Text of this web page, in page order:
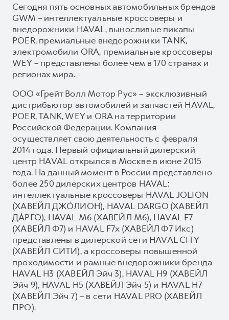
Сегодня пять основных автомобильных брендов
GWM – интеллектуальные кроссоверы и
внедорожники HAVAL, выносливые пикапы
POER, премиальные внедорожники TANK,
электромобили ORA, премиальные кроссоверы
WEY – представлены более чем в 170 странах и
регионах мира.
ООО «Грейт Волл Мотор Рус» – эксклюзивный
дистрибьютор автомобилей и запчастей HAVAL,
POER, TANK, WEY и ORA на территории
Российской Федерации. Компания
осуществляет свою деятельность с февраля
2014 года. Первый официальный дилерский
центр HAVAL открылся в Москве в июне 2015
года. На данный момент в России представлено
более 250 дилерских центров HAVAL:
интеллектуальные кроссоверы HAVAL JOLION
(ХАВЕЙЛ ДЖО́ЛИОН), HAVAL DARGO (ХАВЕЙЛ
ДА́РГО), HAVAL М6 (ХАВЕЙЛ M6), HAVAL F7
(ХАВЕЙЛ Ф7) и HAVAL F7x (ХАВЕЙЛ Ф7 Икс)
представлены в дилерской сети HAVAL CITY
(ХАВЕЙЛ СИТИ), а кроссоверы повышенной
проходимости и рамные внедорожники бренда
HAVAL H3 (ХАВЕЙЛ Эйч 3), HAVAL H9 (ХАВЕЙЛ
Эйч 9), HAVAL H5 (ХАВЕЙЛ Эйч 5) и HAVAL H7
(ХАВЕЙЛ Эйч 7) – в сети HAVAL PRO (ХАВЕЙЛ
ПРО).